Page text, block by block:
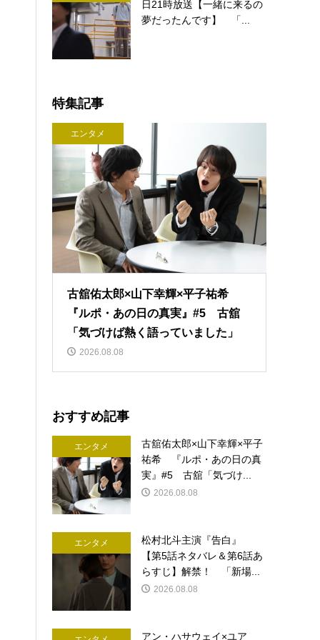
日21時放送【一緒に来るの
夢だったんです】 「...
特集記事
エンタメ
古舘佑太郎×山下幸輝×平子祐希
『ルポ・あの日の真実』#5 古舘
「気づけば熱く語っていました」
2026.08.08
おすすめ記事
エンタメ
古舘佑太郎×山下幸輝×平子
祐希 『ルポ・あの日の真
実』#5 古舘「気づけ...
2026.08.08
エンタメ
松村北斗主演『告白』
【第5話ネタバレ＆第6話あ
らすじ】解禁！ 「新場...
2026.08.08
アン・ハサウェイ×ユア